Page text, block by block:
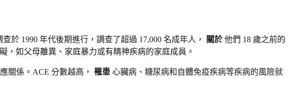
查於 1990 年代後期進行，調查了超過 17,000 名成年人， 關於 他們 18 歲之前的
，如父母離異、家庭暴力或有精神疾病的家庭成員。
關係。ACE 分數越高， 罹患 心臟病、糖尿病和自體免疫疾病等疾病的風險就